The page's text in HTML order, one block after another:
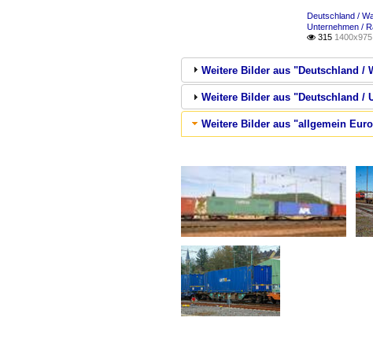
Deutschland /
Unternehmen /
 315
Weitere Bilder aus "Deutschland /
Weitere Bilder aus "Deutschland /
Weitere Bilder aus "allgemein